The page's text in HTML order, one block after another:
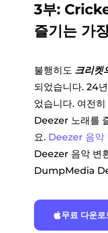
3부:
즐기는 가
불행히도 크리켓
되었습니다. 24
었습니다. 여전
Deezer 노래를
요. Deezer 음악
Deezer 음악 변
DumpMedia
무료 다운로